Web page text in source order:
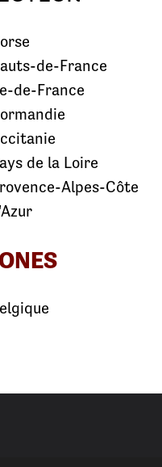
de-France
de-France
de la Loire
Alpes-Côte